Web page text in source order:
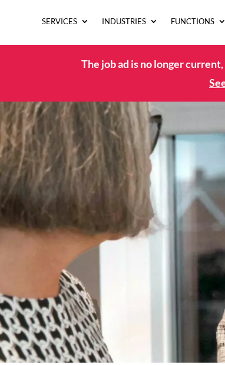
SERVICES INDUSTRIES FUNCTIONS
The job ad is no longer